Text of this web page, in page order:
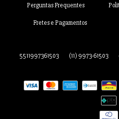
Perguntas Frequentes
Fretes e Pagamentos
5511997361503 (11) 9973-61503